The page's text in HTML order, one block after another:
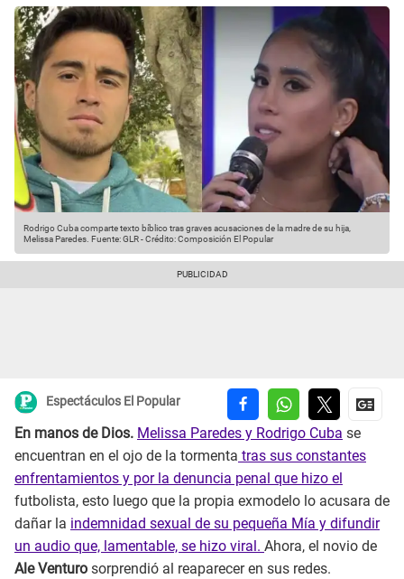
Rodrigo Cuba comparte texto bíblico tras graves acusaciones de la madre de su hija,
Melissa Paredes. Fuente: GLR-Crédito: Composición El Popular
Espectáculos El Popular
En manos de Dios. Melissa Paredes y Rodrigo Cuba se
encuentran en el ojo de la tormenta tras sus constantes
enfrentamientos y por la denuncia penal que hizo el
futbolista, esto luego que la propia exmodelo lo acusara de
dañar la indemnidad sexual de su pequeña Mía y difundir
un audio que, lamentable, se hizo viral. Ahora, el novio de
Ale Venturo sorprendió al reaparecer en sus redes.